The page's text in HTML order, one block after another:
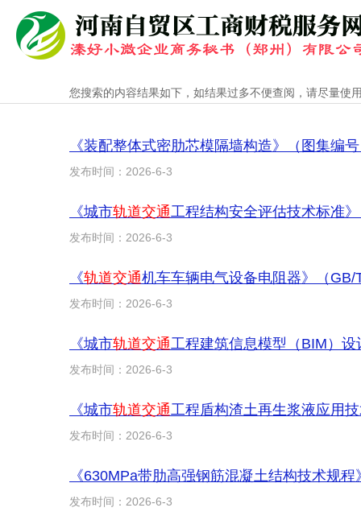
您搜索的内容结果如下，如结果过多不便查阅，请尽量使
《装配整体式密肋芯模隔墙构造》（图集编
发布时间：2026-6-3
《城市轨道交通工程结构安全评估技术标准
发布时间：2026-6-3
《轨道交通机车车辆电气设备电阻器》（
发布时间：2026-6-3
《城市轨道交通工程建筑信息模型（BIM）设
发布时间：2026-6-3
《城市轨道交通工程盾构渣土再生浆液应用
发布时间：2026-6-3
《630MPa带肋高强钢筋混凝土结构技术规
发布时间：2026-6-3